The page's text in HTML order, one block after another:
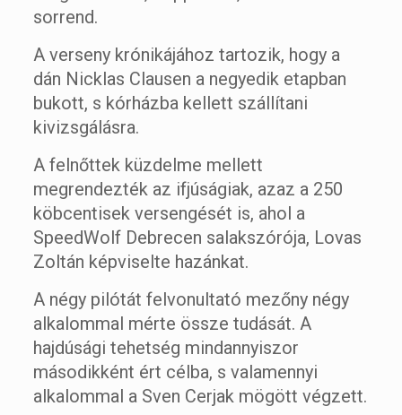
sorrend.
A verseny krónikájához tartozik, hogy a
dán Nicklas Clausen a negyedik etapban
bukott, s kórházba kellett szállítani
kivizsgálásra.
A felnőttek küzdelme mellett
megrendezték az ifjúságiak, azaz a 250
köbcentisek versengését is, ahol a
SpeedWolf Debrecen salakszórója, Lovas
Zoltán képviselte hazánkat.
A négy pilótát felvonultató mezőny négy
alkalommal mérte össze tudását. A
hajdúsági tehetség mindannyiszor
másodikként ért célba, s valamennyi
alkalommal a Sven Cerjak mögött végzett.